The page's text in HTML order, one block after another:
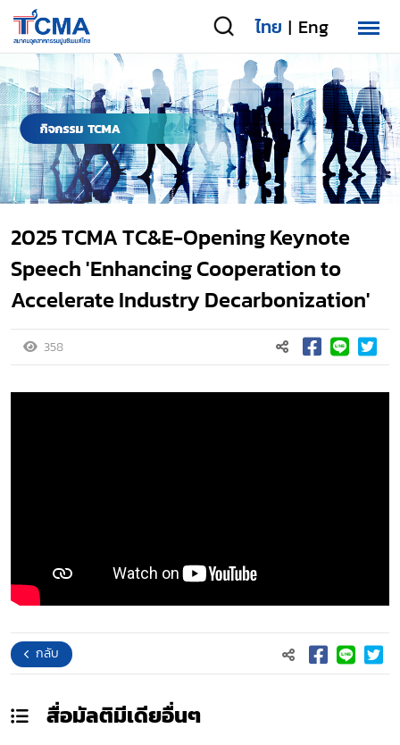
ไทย | Eng
2025 TCMA TC&E-Opening Keynote
Speech 'Enhancing Cooperation to
Accelerate Industry Decarbonization'
358
กลับ
สื่อมัลติมีเดียอื่นๆ